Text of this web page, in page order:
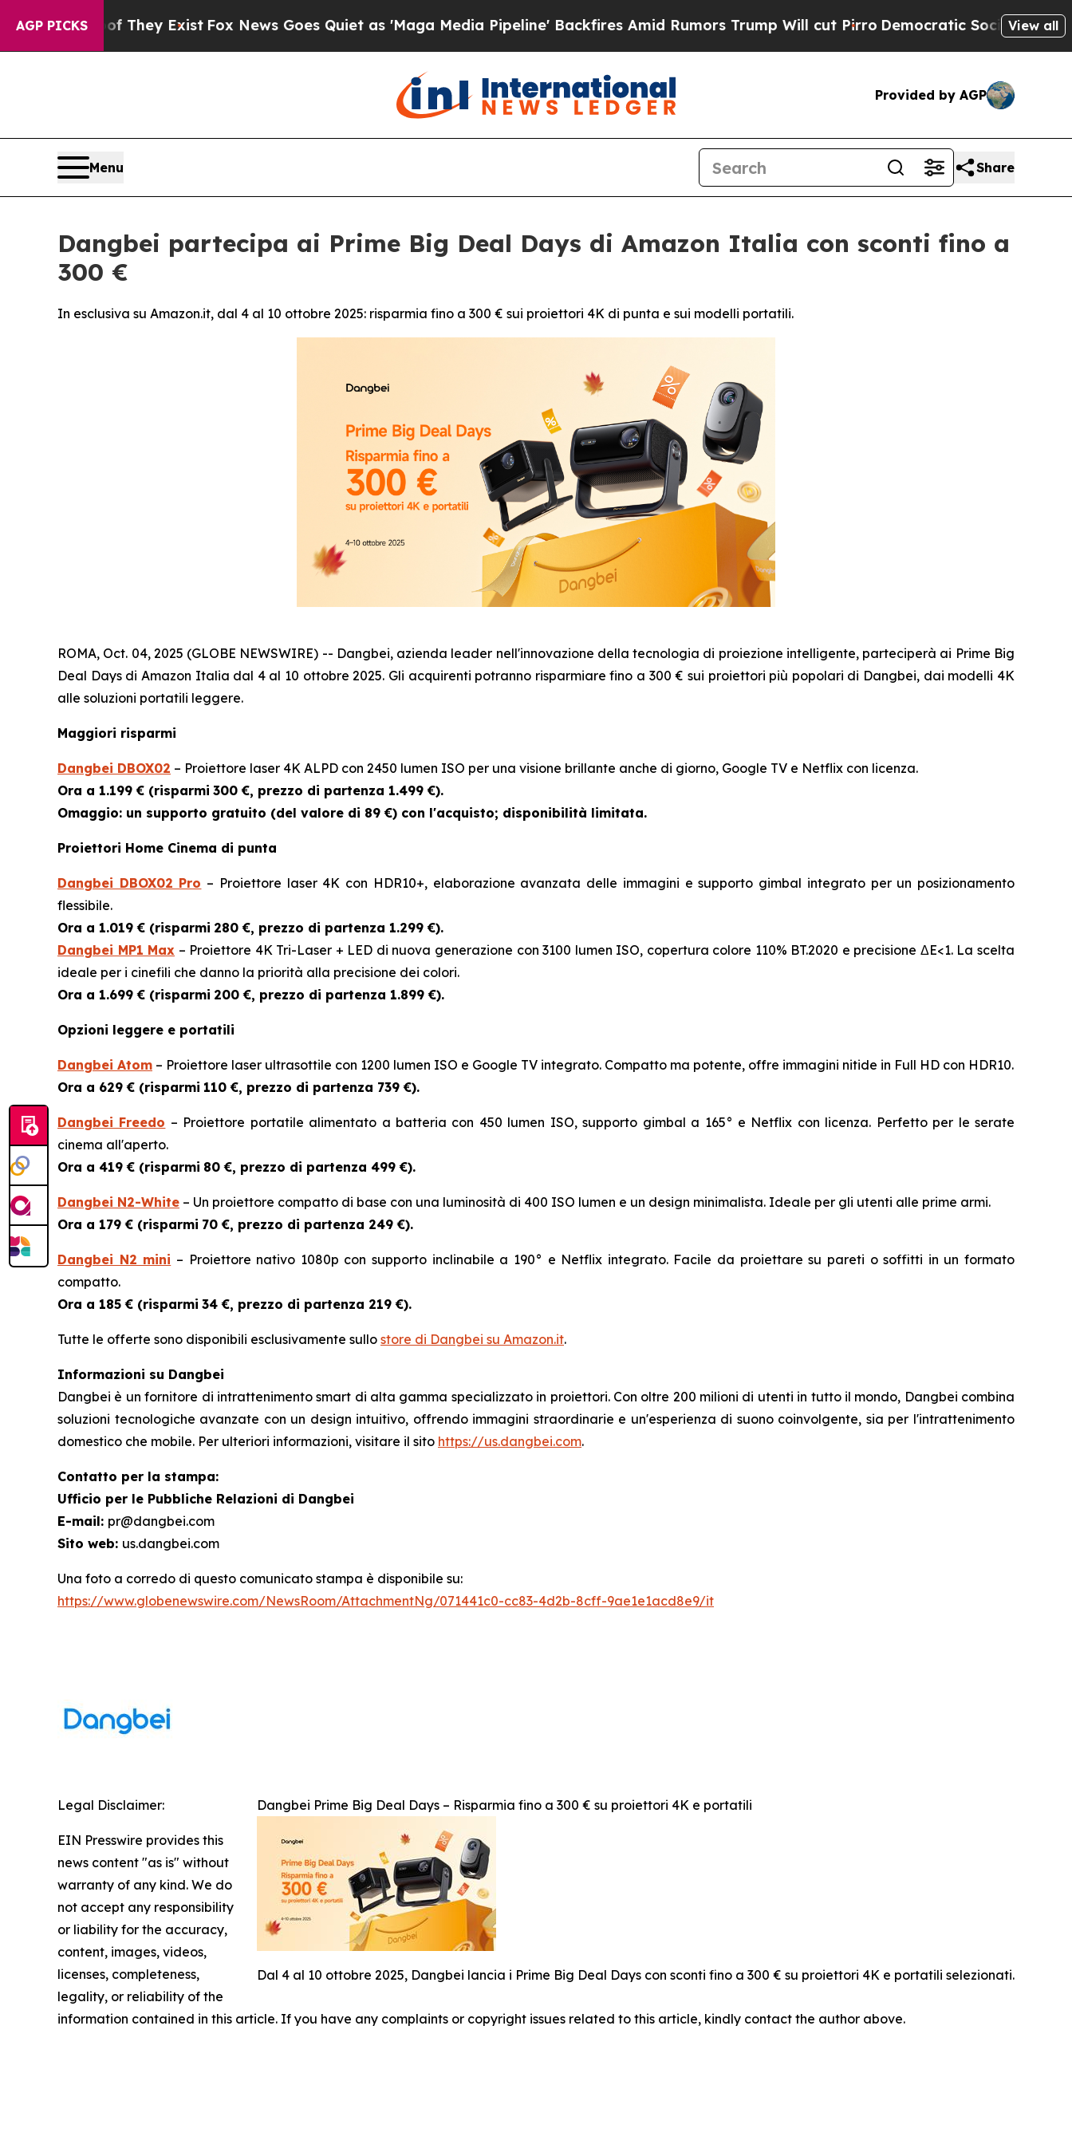
AGP PICKS
They Exist Fox News Goes Quiet as 'Maga Media Pipeline' Backfires Amid Rumors Trump Will cut PirroDemocratic Socialists of America
View all
Provided by AGP
Menu Share
Dangbei partecipa ai Prime Big Deal Days di Amazon Italia con sconti fino a
300 €
In esclusiva su Amazon.it, dal 4 al 10 ottobre 2025: risparmia fino a 300 € sui proiettori 4K di punta e sui modelli portatili.
ROMA, Oct. 04, 2025 (GLOBE NEWSWIRE) -- Dangbei, azienda leader nell'innovazione della tecnologia di proiezione intelligente, parteciperà ai Prime Big
Deal Days di Amazon Italia dal 4 al 10 ottobre 2025. Gli acquirenti potranno risparmiare fino a 300 € sui proiettori più popolari di Dangbei, dai modelli 4K
alle soluzioni portatili leggere.
Maggiori risparmi
Dangbei DBOX02 – Proiettore laser 4K ALPD con 2450 lumen ISO per una visione brillante anche di giorno, Google TV e Netflix con licenza.
Ora a 1.199 € (risparmi 300 €, prezzo di partenza 1.499 €).
Omaggio: un supporto gratuito (del valore di 89 €) con l'acquisto; disponibilità limitata.
Proiettori Home Cinema di punta
Dangbei DBOX02 Pro – Proiettore laser 4K con HDR10+, elaborazione avanzata delle immagini e supporto gimbal integrato per un posizionamento
flessibile.
Ora a 1.019 € (risparmi 280 €, prezzo di partenza 1.299 €).
Dangbei MP1 Max – Proiettore 4K Tri-Laser + LED di nuova generazione con 3100 lumen ISO, copertura colore 110% BT.2020 e precisione ΔE<1. La scelta
ideale per i cinefili che danno la priorità alla precisione dei colori.
Ora a 1.699 € (risparmi 200 €, prezzo di partenza 1.899 €).
Opzioni leggere e portatili
Dangbei Atom – Proiettore laser ultrasottile con 1200 lumen ISO e Google TV integrato. Compatto ma potente, offre immagini nitide in Full HD con HDR10.
Ora a 629 € (risparmi 110 €, prezzo di partenza 739 €).
Dangbei Freedo – Proiettore portatile alimentato a batteria con 450 lumen ISO, supporto gimbal a 165° e Netflix con licenza. Perfetto per le serate
cinema all'aperto.
Ora a 419 € (risparmi 80 €, prezzo di partenza 499 €).
Dangbei N2-White – Un proiettore compatto di base con una luminosità di 400 ISO lumen e un design minimalista. Ideale per gli utenti alle prime armi.
Ora a 179 € (risparmi 70 €, prezzo di partenza 249 €).
Dangbei N2 mini – Proiettore nativo 1080p con supporto inclinabile a 190° e Netflix integrato. Facile da proiettare su pareti o soffitti in un formato
compatto.
Ora a 185 € (risparmi 34 €, prezzo di partenza 219 €).
Tutte le offerte sono disponibili esclusivamente sullo store di Dangbei su Amazon.it.
Informazioni su Dangbei
Dangbei è un fornitore di intrattenimento smart di alta gamma specializzato in proiettori. Con oltre 200 milioni di utenti in tutto il mondo, Dangbei combina
soluzioni tecnologiche avanzate con un design intuitivo, offrendo immagini straordinarie e un'esperienza di suono coinvolgente, sia per l'intrattenimento
domestico che mobile. Per ulteriori informazioni, visitare il sito https://us.dangbei.com.
Contatto per la stampa:
Ufficio per le Pubbliche Relazioni di Dangbei
E-mail: pr@dangbei.com
Sito web: us.dangbei.com
Una foto a corredo di questo comunicato stampa è disponibile su:
https://www.globenewswire.com/NewsRoom/AttachmentNg/071441c0-cc83-4d2b-8cff-9ae1e1acd8e9/it
Dangbei Prime Big Deal Days – Risparmia fino a 300 € su proiettori 4K e portatili
Dal 4 al 10 ottobre 2025, Dangbei lancia i Prime Big Deal Days con sconti fino a 300 € su proiettori 4K e portatili selezionati.
Legal Disclaimer:
EIN Presswire provides this
news content "as is" without
warranty of any kind. We do
not accept any responsibility
or liability for the accuracy,
content, images, videos,
licenses, completeness,
legality, or reliability of the
information contained in this article. If you have any complaints or copyright issues related to this article, kindly contact the author above.